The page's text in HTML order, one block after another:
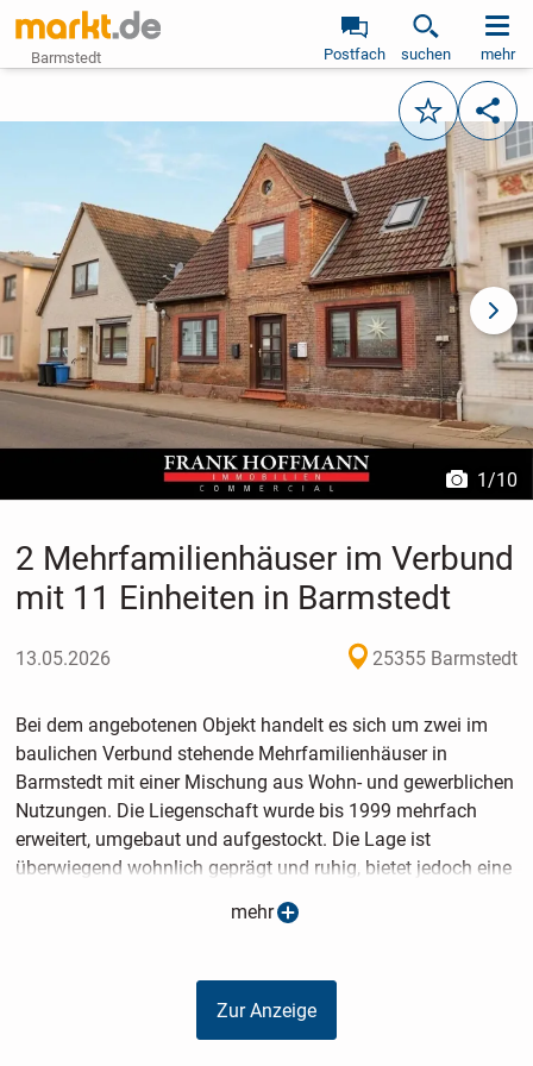
Barmstedt Postfach suchen mehr
Merken
vorheriges Bild
1/10
2 Mehrfamilienhäuser im Verbund
mit 11 Einheiten in Barmstedt
13.05.2026 25355 Barmstedt
Bei dem angebotenen Objekt handelt es sich um zwei im
baulichen Verbund stehende Mehrfamilienhäuser in
Barmstedt mit einer Mischung aus Wohn- und gewerblichen
Nutzungen. Die Liegenschaft wurde bis 1999 mehrfach
erweitert, umgebaut und aufgestockt. Die Lage ist
überwiegend wohnlich geprägt und ruhig, bietet jedoch eine
fußläufige Anbindung an das Stadtzentrum. Einrichtungen
des täglichen Bedarfs, Schulen, Kindergärten, der Rantzauer
wenigen Autominuten erreichbar.
Die Ursprungsgebäude wurden vor 1900 und um 1950
mehr
Zur Anzeige